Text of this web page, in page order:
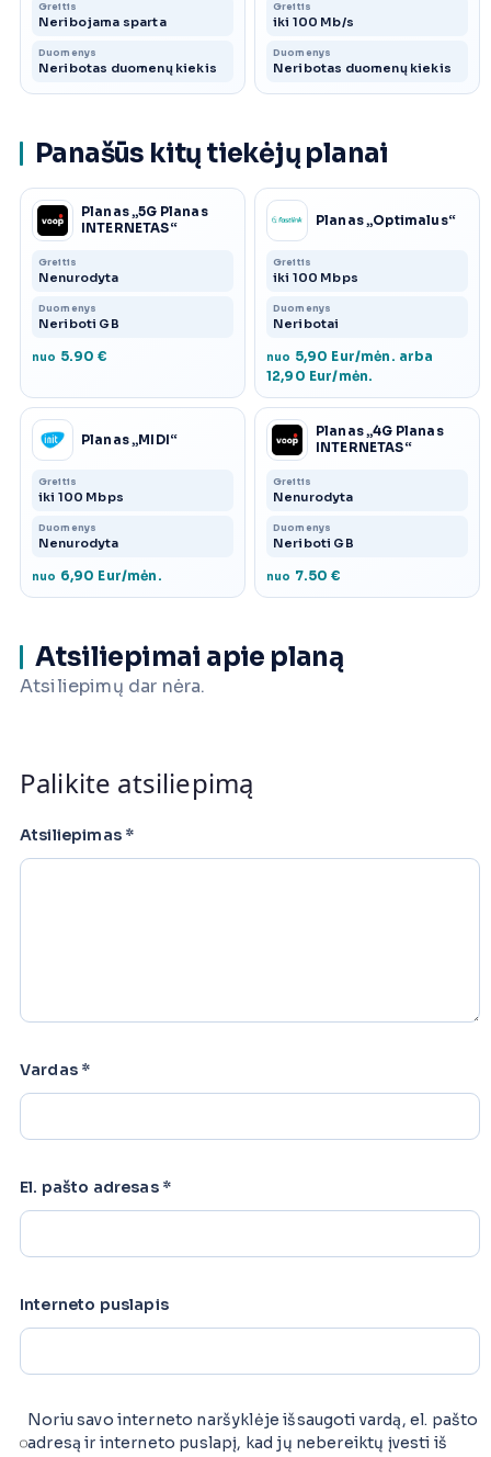
Greitis
Neribojama sparta
Duomenys
Neribotas duomenų kiekis
Greitis
iki 100 Mb/s
Duomenys
Neribotas duomenų kiekis
Panašūs kitų tiekėjų planai
Planas „5G Planas
INTERNETAS“
Greitis
Nenurodyta
Duomenys
Neriboti GB
nuo 5.90 €
Planas „Optimalus“
Greitis
iki 100 Mbps
Duomenys
Neribotai
nuo 5,90 Eur/mėn. arba
12,90 Eur/mėn.
Planas „MIDI“
Greitis
iki 100 Mbps
Duomenys
Nenurodyta
nuo 6,90 Eur/mėn.
Planas „4G Planas
INTERNETAS“
Greitis
Nenurodyta
Duomenys
Neriboti GB
nuo 7.50 €
Atsiliepimai apie planą
Atsiliepimų dar nėra.
Palikite atsiliepimą
Atsiliepimas *
Vardas *
El. pašto adresas *
Interneto puslapis
Noriu savo interneto naršyklėje išsaugoti vardą, el. pašto
adresą ir interneto puslapį, kad jų nebereiktų įvesti iš